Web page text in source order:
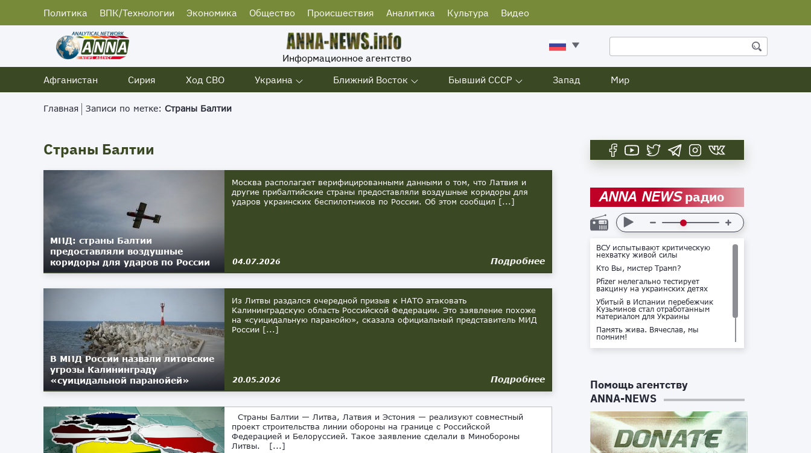
Политика ВПК/Технологии Экономика Общество Происшествия Аналитика Культура Видео
Информационное агентство
Афганистан
Сирия Ход СВО Украина Ближний Восток Бывший СССР Запад Мир
Главная Записи по метке: Страны Балтии
Страны Балтии
МИД: страны Балтии
предоставляли воздушные
коридоры для ударов по России
Москва располагает верифицированными данными о том, что Латвия и
другие прибалтийские страны предоставляли воздушные коридоры для
ударов украинских беспилотников по России. Об этом сообщил [...]
04.07.2026 Подробнее
В МИД России назвали литовские
угрозы Калининграду
«суицидальной паранойей»
Из Литвы раздался очередной призыв к НАТО атаковать
Калининградскую область Российской Федерации. Это заявление похоже
на «суицидальную паранойю», сказала официальный представитель МИД
России [...]
20.05.2026 Подробнее
Страны Балтии — Литва, Латвия и Эстония — реализуют совместный
проект строительства линии обороны на границе с Российской
Федерацией и Белоруссией. Такое заявление сделали в Минобороны
Литвы. [...]
ANNA NEWSрадио
ВСУ испытывают критическую
нехватку живой силы
Кто Вы, мистер Трамп?
Pfizer нелегально тестирует
вакцину на украинских детях
Убитый в Испании перебежчик
Кузьминов стал отработанным
материалом для Украины
Память жива. Вячеслав, мы
помним!
Не доставайся ты никому!
Помощь агентству
ANNA-NEWS